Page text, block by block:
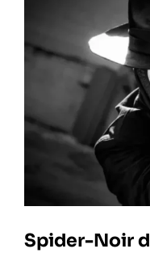
Spider-Noir